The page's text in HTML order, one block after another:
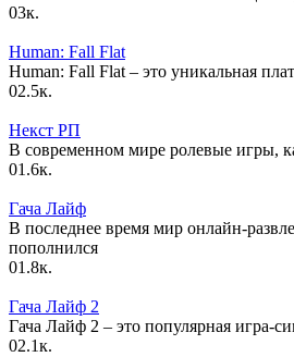
03к.
Human: Fall Flat
Human: Fall Flat – это уникальная
02.5к.
Некст РП
В современном мире ролевые игры,
01.6к.
Гача Лайф
В последнее время мир онлайн-
пополнился
01.8к.
Гача Лайф 2
Гача Лайф 2 – это популярная игра-
02.1к.